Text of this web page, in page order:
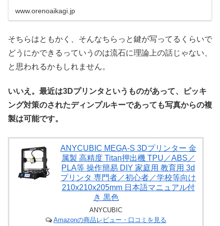
www.orenoaikagi.jp
そちらはともかく、そんなちらっと鍵が写ってるくらいで
どうにかできるっていうのは流石に理論上の話じゃない、
と思われるかもしれません。
いいえ。最近は3Dプリンタというものがあって、ピッキ
ング対策のされたディンプルキーであっても写真からの複
製は可能です。
ANYCUBIC MEGA-S 3Dプリンター 金
属製 高精度 Titan押出機 TPU／ABS／
PLA等 操作簡易 DIY 家庭用 教育用 3d
プリンタ 専門者／初心者／学校等向け
210x210x205mm 日本語マニュアル付
き 黒色
ANYCUBIC
Amazonの商品レビュー・口コミを見る